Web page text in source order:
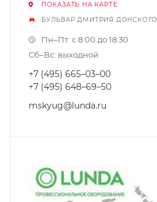
ПОКАЗАТЬ НА КАРТЕ
БУЛЬВАР ДМИТРИЯ ДОНСКОГО
Пн–Пт: с 8.00 до 18.30
Сб–Вс: выходной
+7 (495) 665–03–00
+7 (495) 648–69–50
mskyug@lunda.ru